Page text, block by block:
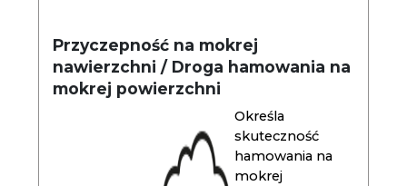
Przyczepność na mokrej
nawierzchni / Droga hamowania na
mokrej powierzchni
Określa
skuteczność
hamowania na
mokrej